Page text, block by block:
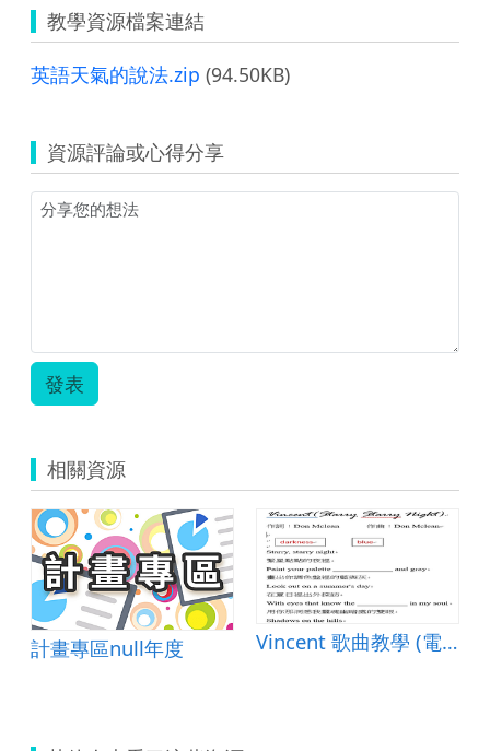
教學資源檔案連結
英語天氣的說法.zip (94.50KB)
資源評論或心得分享
發表
相關資源
計畫專區null年度 Vincent 歌曲教學 (電子白板使用)